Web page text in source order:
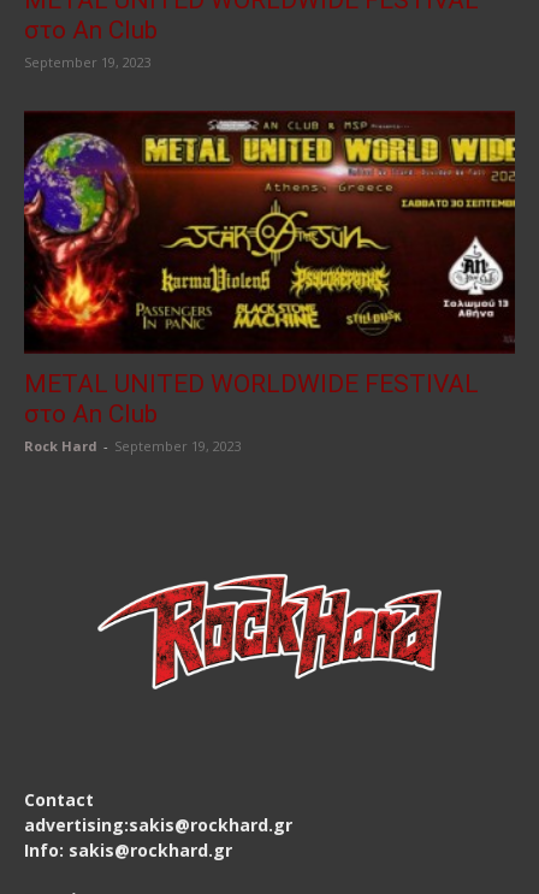
στο An Club
September 19, 2023
METAL UNITED WORLDWIDE FESTIVAL
στο An Club
Rock Hard - September 19, 2023
Contact
advertising:sakis@rockhard.gr
Info: sakis@rockhard.gr